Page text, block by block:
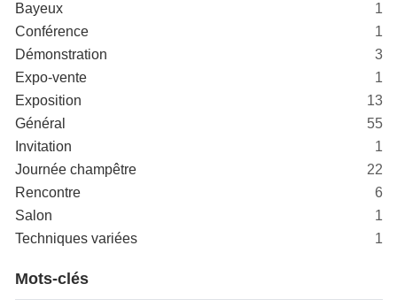
Bayeux
1
Conférence
1
Démonstration
3
Expo-vente
1
Exposition
13
Général
55
Invitation
1
Journée champêtre
22
Rencontre
6
Salon
1
Techniques variées
1
Mots-clés